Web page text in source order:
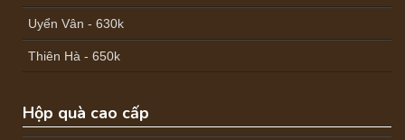
Uyển Vân - 630k
Thiên Hà - 650k
Hộp quà cao cấp